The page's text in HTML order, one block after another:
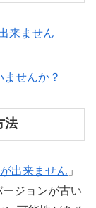
来ません
せんか？
法
出来ません 」
ジョンが古い